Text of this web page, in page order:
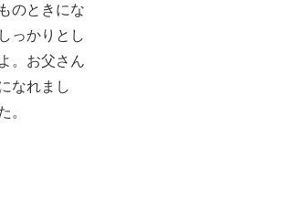
のときにな
っかりとし
。お父さん
なれまし
。